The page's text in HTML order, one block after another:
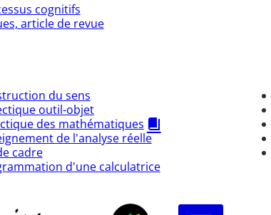
cognitifs
article de revue
du sens
outil-objet
des mathématiques
de l'analyse réelle
cadre
d'une calculatrice